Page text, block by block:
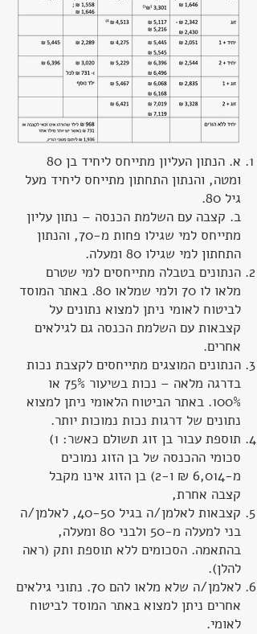
א. הנתון העליון מתייחס ליחיד בן 80
ומטה, והנתון התחתון מתייחס ליחיד מעל
גיל 80.
ב. קצבה עם השלמת הכנסה – נתון עליון
מתייחס למי שגילו פחות מ-70, והנתון
התחתון למי שגילו 80 ומעלה.
הנתונים בטבלה מתייחסים למי שטרם
מלאו לו 70 ולמי שמלאו 80. באתר המוסד
לביטוח לאומי ניתן למצוא נתונים על
קצבאות עם השלמת הכנסה גם לגילאים
אחרים.
הנתונים המוצגים מתייחסים לקצבת נכות
בדרגה מלאה – נכות בשיעור 75% או
100%. באתר הביטוח הלאומי ניתן למצוא
נתונים של דרגות נכות נמוכות יותר.
תוספת עבור בן זוג תשולם כאשר: 1)
סכומי ההכנסה של בן הזוג נמוכים
מ-6,014 ₪ ו-2) בן הזוג אינו מקבל
קצבה אחרת,
קצבאות לאלמן/ה בגיל 40-50, לאלמן/ה
בני למעלה מ-50 ולבני 80 ומעלה,
בהתאמה. הסכומים ללא תוספת ותק (ראה
להלן).
לאלמן/ה שלא מלאו להם 70. נתוני גילאים
אחרים ניתן למצוא באתר המוסד לביטוח
לאומי.